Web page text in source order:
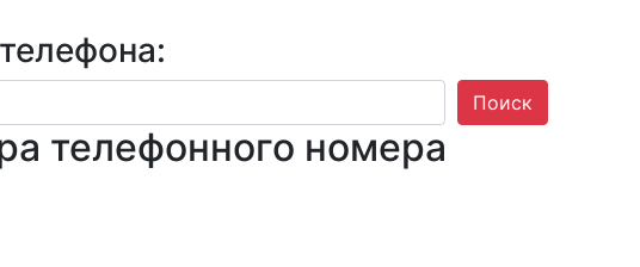
Поиск
телефонного номера